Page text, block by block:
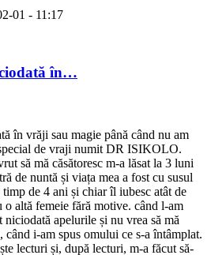
01 - 11:17
în…
în vrăji sau magie până când nu am
de vraji numit DR ISIKOLO.
să mă căsătoresc m-a lăsat la 3 luni
de nuntă și viața mea a fost cu susul
de 4 ani și chiar îl iubesc atât de
o altă femeie fără motive. când l-am
niciodată apelurile și nu vrea să mă
i-am spus omului ce s-a întâmplat.
lecturi și, după lecturi, m-a făcut să-